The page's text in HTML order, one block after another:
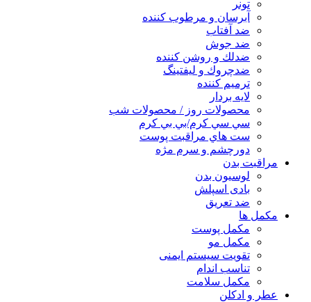
تونر
آبرسان و مرطوب كننده
ضد آفتاب
ضد جوش
ضدلك و روشن كننده
ضدچروك و ليفتينگ
ترميم كننده
لايه بردار
محصولات روز / محصولات شب
سي سي كرم/بي بي كرم
ست هاي مراقبت پوست
دورچشم و سرم مژه
مراقبت بدن
لوسیون بدن
بادی اسپلش
ضد تعریق
مكمل ها
مکمل پوست
مکمل مو
تقویت سیستم ایمنی
تناسب اندام
مکمل سلامت
عطر و ادکلن